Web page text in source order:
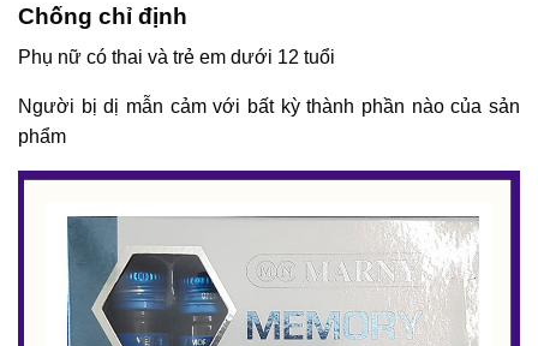
Chống chỉ định
Phụ nữ có thai và trẻ em dưới 12 tuổi
Người bị dị mẫn cảm với bất kỳ thành phần nào của sản
phẩm